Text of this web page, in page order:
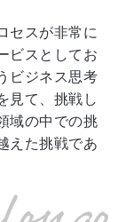
セスが非常に
ビスとしてお
ビジネス思考
見て、挑戦し
域の中での挑
えた挑戦であ